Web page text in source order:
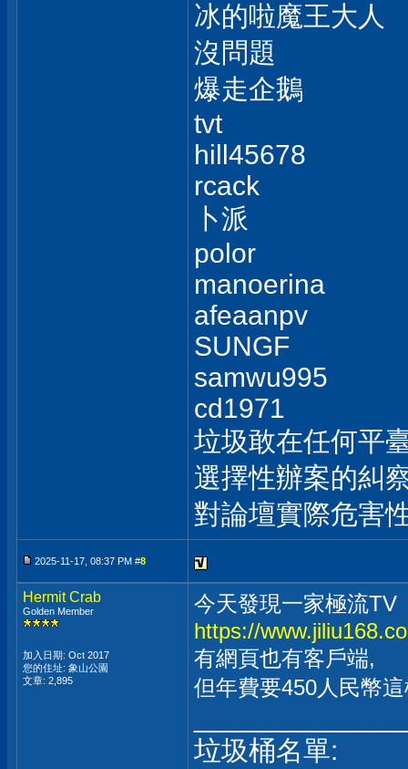
冰的啦魔王大人
沒問題
爆走企鵝
tvt
hill45678
rcack
卜派
polor
manoerina
afeaanpv
SUNGF
samwu995
cd1971
垃圾敢在任何平
選擇性辦案的糾
對論壇實際危害
2025-11-17, 08:37 PM #8
Hermit Crab
Golden Member
加入日期: Oct 2017
您的住址: 象山公園
文章: 2,895
今天發現一家極流TV
https://
有網頁也有客戶端,
但年費要450人民幣
垃圾桶名單: